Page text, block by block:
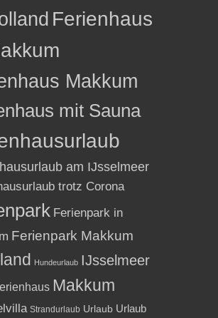
Ferienhaus
Makkum
mit Sauna
am IJsselmeer
trotz Corona
Ferienpark in
Ferienpark Makkum
Hundeurlaub IJsselmeer
Makkum
Strandurlaub Urlaub Urlaub